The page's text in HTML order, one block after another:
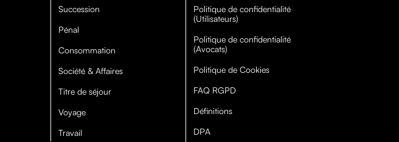
Succession
Pénal
Consommation
Société & Affaires
Titre de séjour
Voyage
Travail
Politique de confidentialité
(Utilisateurs)
Politique de confidentialité
(Avocats)
Politique de Cookies
FAQ RGPD
Définitions
DPA